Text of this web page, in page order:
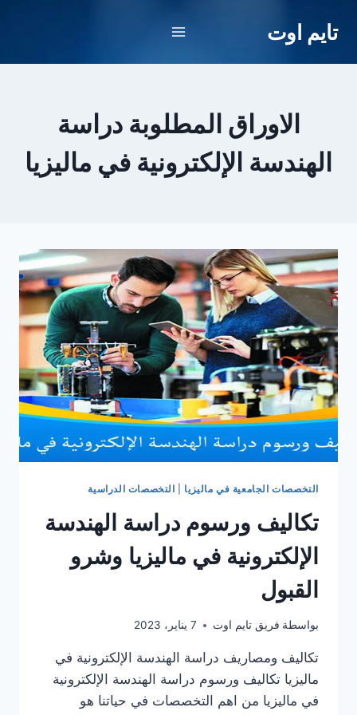
تايم اوت
الاوراق المطلوبة دراسة
الهندسة الإلكترونية في ماليزيا
التخصصات الجامعية في ماليزيا التخصصات الدراسية
تكاليف ورسوم دراسة الهندسة
الإلكترونية في ماليزيا وشرو
القبول
بواسطة فريق تايم اوت 7 يناير، 2023
تكاليف ومصاريف دراسة الهندسة الإلكترونية في
ماليزيا تكاليف ورسوم دراسة الهندسة الإلكترونية
في ماليزيا من اهم التخصصات في حياتنا هو